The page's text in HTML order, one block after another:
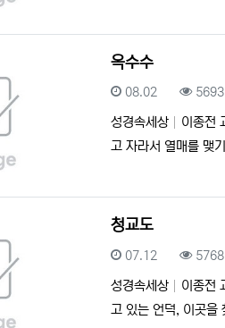
옥수수
등록일
08.02 조회
5693
성경속세상
이종전
고 자라서 열매를 맺
청교도
등록일
07.12 조회
5768
성경속세상
이종전
고 있는 언덕, 이곳을